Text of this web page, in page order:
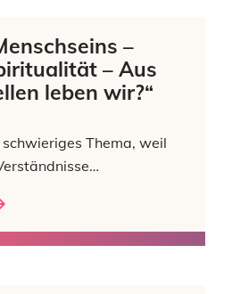
–
– Aus
leben wir?“
Thema, weil